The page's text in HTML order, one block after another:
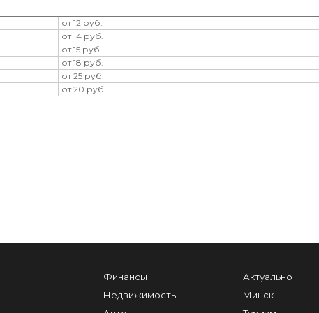
от 12 руб.
от 14 руб.
от 15 руб.
от 18 руб.
от 25 руб.
от 20 руб.
Финансы
Недвижимость
Актуально
Минск